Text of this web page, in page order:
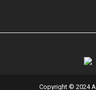
Copyright © 2024